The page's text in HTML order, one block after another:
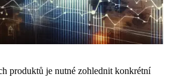
produktů je nutné zohlednit konkrétní